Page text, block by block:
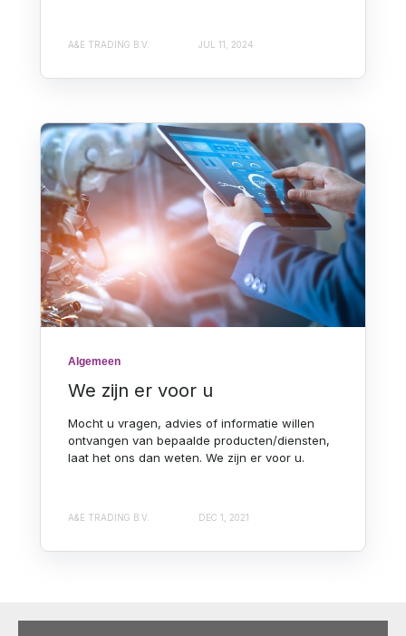
A&E TRADING B.V. JUL 11, 2024
Algemeen
We zijn er voor u
Mocht u vragen, advies of informatie willen
ontvangen van bepaalde producten/diensten,
laat het ons dan weten. We zijn er voor u.
A&E TRADING B.V. DEC 1, 2021